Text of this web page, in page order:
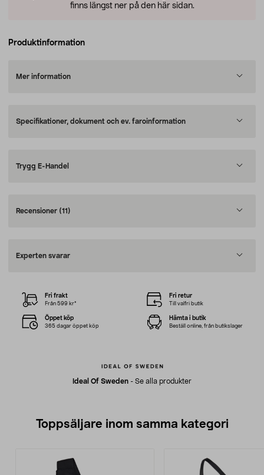
finns längst ner på den här sidan.
Produktinformation
Mer information
Specifikationer, dokument och ev. faroinformation
Trygg E-Handel
Recensioner (11)
Experten svarar
Ideal Of Sweden - Se alla produkter
Fri frakt
Från 599 kr*
Fri retur
Till valfri butik
Öppet köp
365 dagar öppet köp
Hämta i butik
Beställ online, från butikslager
Toppsäljare inom samma kategori